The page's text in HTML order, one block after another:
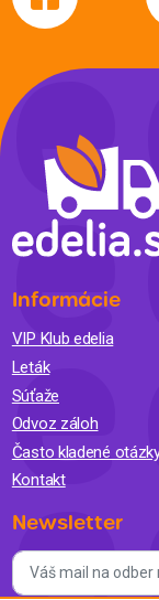
Informácie
VIP Klub edelia
Leták
Súťaže
Odvoz záloh
Často kladené
Kontakt
Newsletter